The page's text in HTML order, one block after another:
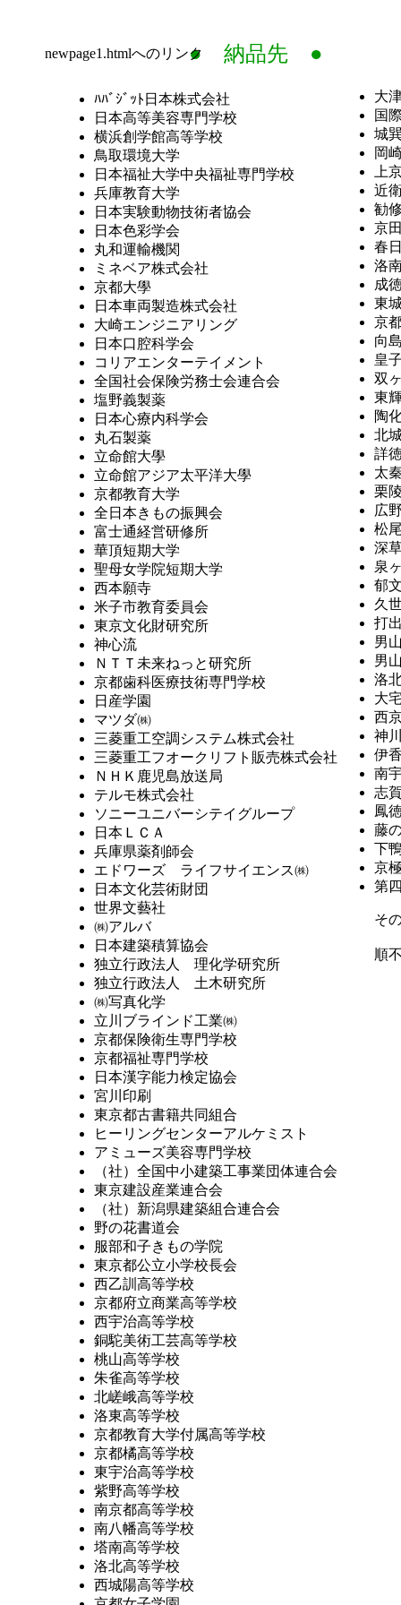
● 納品先 ●
ﾊﾊﾞｼﾞｯﾄ日本株式会社
日本高等美容専門学校
横浜創学館高等学校
鳥取環境大学
日本福祉大学中央福祉専門学校
兵庫教育大学
日本実験動物技術者協会
日本色彩学会
丸和運輸機関
ミネベア株式会社
京都大學
日本車両製造株式会社
大崎エンジニアリング
日本口腔科学会
コリアエンターテイメント
全国社会保険労務士会連合会
塩野義製薬
日本心療内科学会
丸石製薬
立命館大學
立命館アジア太平洋大學
京都教育大学
全日本きもの振興会
富士通経営研修所
華頂短期大学
聖母女学院短期大学
西本願寺
米子市教育委員会
東京文化財研究所
神心流
ＮＴＴ未来ねっと研究所
京都歯科医療技術専門学校
日産学園
マツダ㈱
三菱重工空調システム株式会社
三菱重工フオークリフト販売株式会社
ＮＨＫ鹿児島放送局
テルモ株式会社
ソニーユニバーシテイグループ
日本ＬＣＡ
兵庫県薬剤師会
エドワーズ ライフサイエンス㈱
日本文化芸術財団
世界文藝社
㈱アルバ
日本建築積算協会
独立行政法人 理化学研究所
独立行政法人 土木研究所
㈱写真化学
立川ブラインド工業㈱
京都保険衛生専門学校
京都福祉専門学校
日本漢字能力検定協会
宮川印刷
東京都古書籍共同組合
ヒーリングセンターアルケミスト
アミューズ美容専門学校
（社）全国中小建築工事業団体連合会
東京建設産業連合会
（社）新潟県建築組合連合会
野の花書道会
服部和子きもの学院
東京都公立小学校長会
西乙訓高等学校
京都府立商業高等学校
西宇治高等学校
銅駝美術工芸高等学校
桃山高等学校
朱雀高等学校
北嵯峨高等学校
洛東高等学校
京都教育大学付属高等学校
京都橘高等学校
東宇治高等学校
紫野高等学校
南京都高等学校
南八幡高等学校
塔南高等学校
洛北高等学校
西城陽高等学校
大
国
城
岡
上
近
勧
京
春
洛
成
東
京
向
皇
双
東
陶
北
詳
太
栗
広
松
深
泉
郁
久
打
男
男
洛
大
西
神
伊
南
志
鳳
藤
下
京
第
そ
順
newpage1.htmlへのリンク